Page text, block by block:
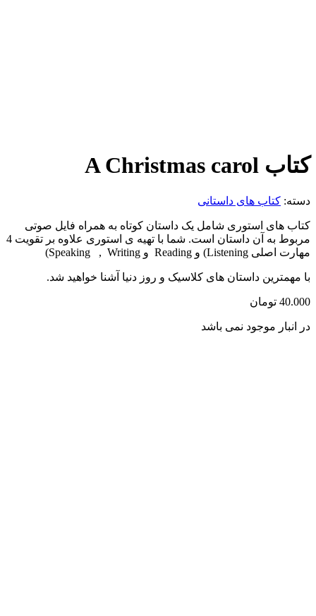
کتاب A Christmas carol
دسته: کتاب های داستانی
کتاب های استوری شامل یک داستان کوتاه به همراه فایل صوتی
مربوط به آن داستان است. شما با تهیه ی استوری علاوه بر تقویت 4
مهارت اصلی Listening) و Reading و Speaking , Writing)
با مهمترین داستان های کلاسیک و روز دنیا آشنا خواهید شد.
40.000 تومان
در انبار موجود نمی باشد